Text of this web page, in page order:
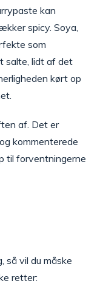
kan
spicy. Soya,
som
salte, lidt af det
kørt op
af. Det er
kommenterede
til forventningerne
så vil du måske
retter: